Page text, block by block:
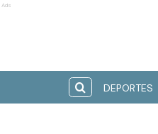
Ads
DEPORTES